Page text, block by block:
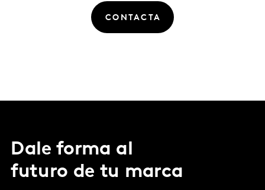
CONTACTA
Dale forma al
futuro de tu marca